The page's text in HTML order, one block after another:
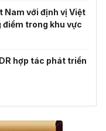
Nam với định vị Việt
trong khu vực
hợp tác phát triển